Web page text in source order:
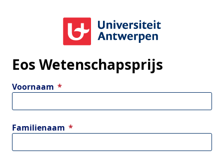
Eos Wetenschapsprijs
Voornaam
Familienaam